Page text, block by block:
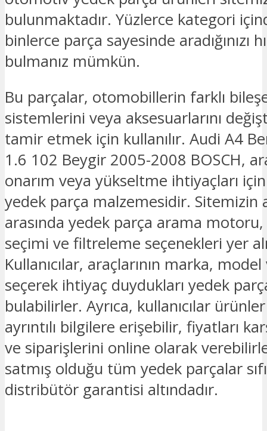
bulunmaktadır. Yüzlerce kategori
binlerce parça sayesinde aradığınızı
bulmanız mümkün.
Bu parçalar, otomobillerin farklı
sistemlerini veya aksesuarlarını
tamir etmek için kullanılır. Audi A4
1.6 102 Beygir 2005-2008 BOSCH,
onarım veya yükseltme ihtiyaçları
yedek parça malzemesidir. Sitemizin
arasında yedek parça arama
seçimi ve filtreleme seçenekleri yer
Kullanıcılar, araçlarının marka, model
seçerek ihtiyaç duydukları yedek
bulabilirler. Ayrıca, kullanıcılar
ayrıntılı bilgilere erişebilir, fiyatları
ve siparişlerini online olarak
satmış olduğu tüm yedek parçalar
distribütör garantisi altındadır.